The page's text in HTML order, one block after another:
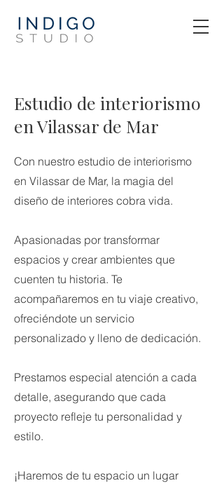
Estudio de interiorismo
en Vilassar de Mar
Con nuestro estudio de interiorismo
en Vilassar de Mar, la magia del
diseño de interiores cobra vida.
Apasionadas por transformar
espacios y crear ambientes que
cuenten tu historia. Te
acompañaremos en tu viaje creativo,
ofreciéndote un servicio
personalizado y lleno de dedicación.
Prestamos especial atención a cada
detalle, asegurando que cada
proyecto refleje tu personalidad y
estilo.
¡Haremos de tu espacio un lugar